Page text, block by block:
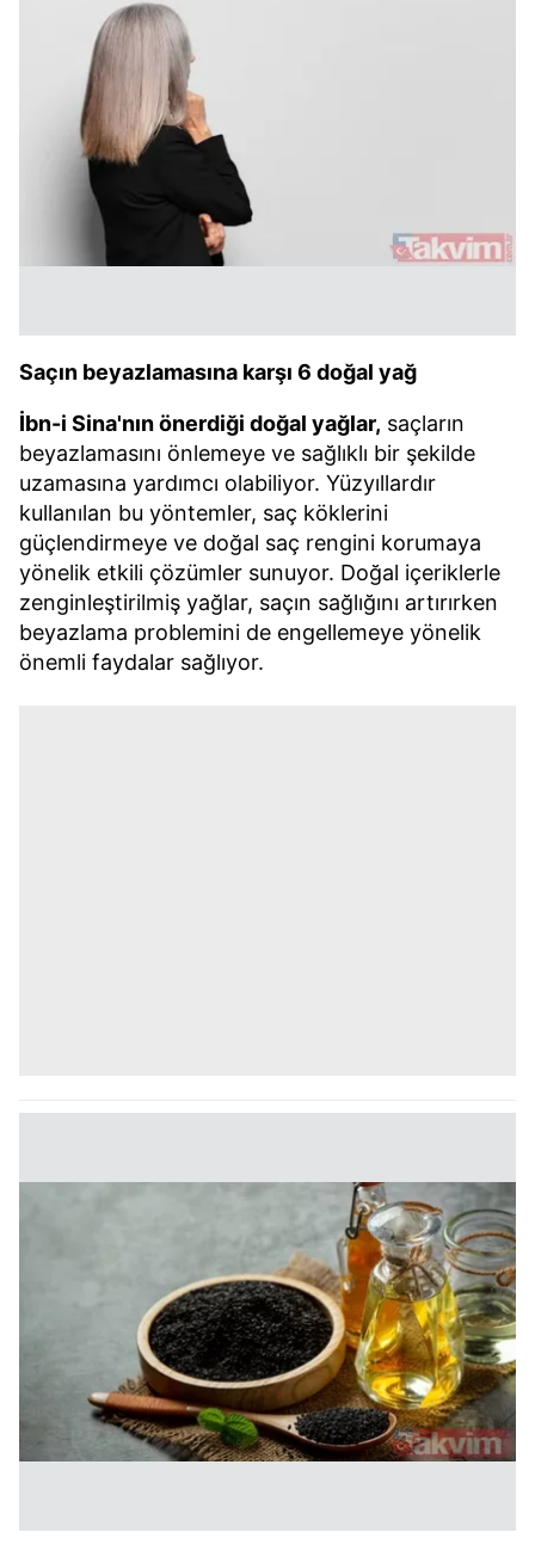
Saçın beyazlamasına karşı 6 doğal yağ
İbn-i Sina'nın önerdiği doğal yağlar, saçların
beyazlamasını önlemeye ve sağlıklı bir şekilde
uzamasına yardımcı olabiliyor. Yüzyıllardır
kullanılan bu yöntemler, saç köklerini
güçlendirmeye ve doğal saç rengini korumaya
yönelik etkili çözümler sunuyor. Doğal içeriklerle
zenginleştirilmiş yağlar, saçın sağlığını artırırken
beyazlama problemini de engellemeye yönelik
önemli faydalar sağlıyor.